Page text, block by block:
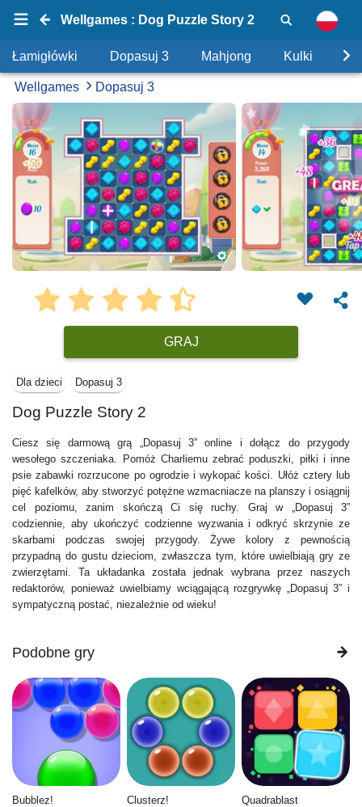
Wellgames : Dog Puzzle Story 2
Łamigłówki Dopasuj 3 Mahjong Kulki
Wellgames Dopasuj 3
GRAJ
Dla dzieci Dopasuj 3
Dog Puzzle Story 2
Ciesz się darmową grą „Dopasuj 3” online i dołącz do przygody
wesołego szczeniaka. Pomóż Charliemu zebrać poduszki, piłki i inne
psie zabawki rozrzucone po ogrodzie i wykopać kości. Ułóż cztery lub
pięć kafelków, aby stworzyć potężne wzmacniacze na planszy i osiągnij
cel poziomu, zanim skończą Ci się ruchy. Graj w „Dopasuj 3”
codziennie, aby ukończyć codzienne wyzwania i odkryć skrzynie ze
skarbami podczas swojej przygody. Żywe kolory z pewnością
przypadną do gustu dzieciom, zwłaszcza tym, które uwielbiają gry ze
zwierzętami. Ta układanka została jednak wybrana przez naszych
redaktorów, ponieważ uwielbiamy wciągającą rozgrywkę „Dopasuj 3” i
sympatyczną postać, niezależnie od wieku!
Podobne gry
Bubblez! Clusterz! Quadrablast